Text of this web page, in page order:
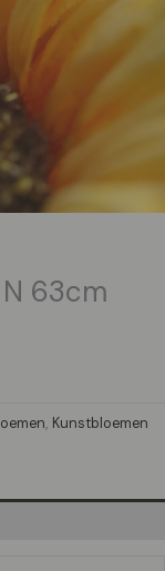
63cm
, Kunstbloemen